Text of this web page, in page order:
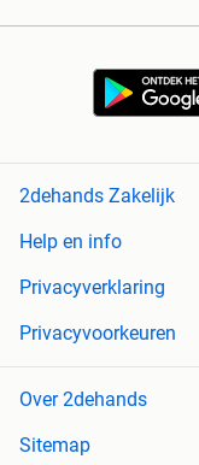
2dehands Zakelijk
Help en info
Privacyverklaring
Privacyvoorkeuren
Over 2dehands
Sitemap